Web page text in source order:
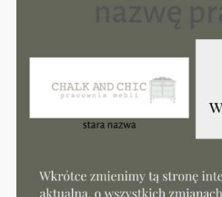
staramy się pomóc i nieco
we własnym tempie i na
możliwości, jednakże
rozplanować prace, aby
warsztaty mieli gotowy i w
mebel. Dlatego tak ważny
nacisk na to, aby uczestnik